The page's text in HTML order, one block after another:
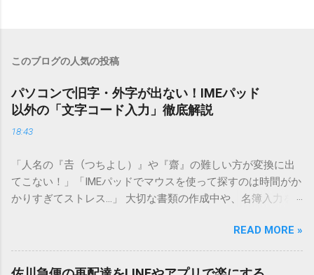
このブログの人気の投稿
パソコンで旧字・外字が出ない！IMEパッド
以外の「文字コード入力」徹底解説
18:43
「人名の『𠮷（つちよし）』や『齋』の難しい方が変換に出
てこない！」「IMEパッドでマウスを使って探すのは時間がか
かりすぎてストレス…」 大切な書類の作成中や、名簿入力を
てしまいますよね。多くの人が「IMEパッド（手書き入力）」
を使いますが、実はマウスで一画ずつ書くのは非効率です
し、似た漢字が多すぎて結局見つからないことも少なくあり
READ MORE »